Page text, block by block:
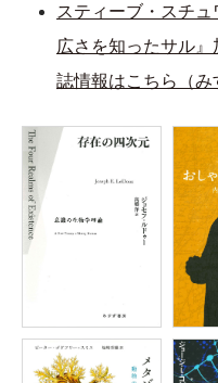
スティーブ・スチ
広さを知ったサル
誌情報はこちら（み